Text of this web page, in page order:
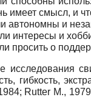
имеет смысл, и
автономны и
интересы и
просить о
исследования
гибкость,
Rutter M.,